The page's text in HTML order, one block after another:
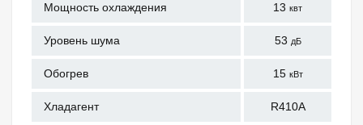
Мощность охлаждения 13 квт
Уровень шума 53 дБ
Обогрев 15 кВт
Хладагент R410A